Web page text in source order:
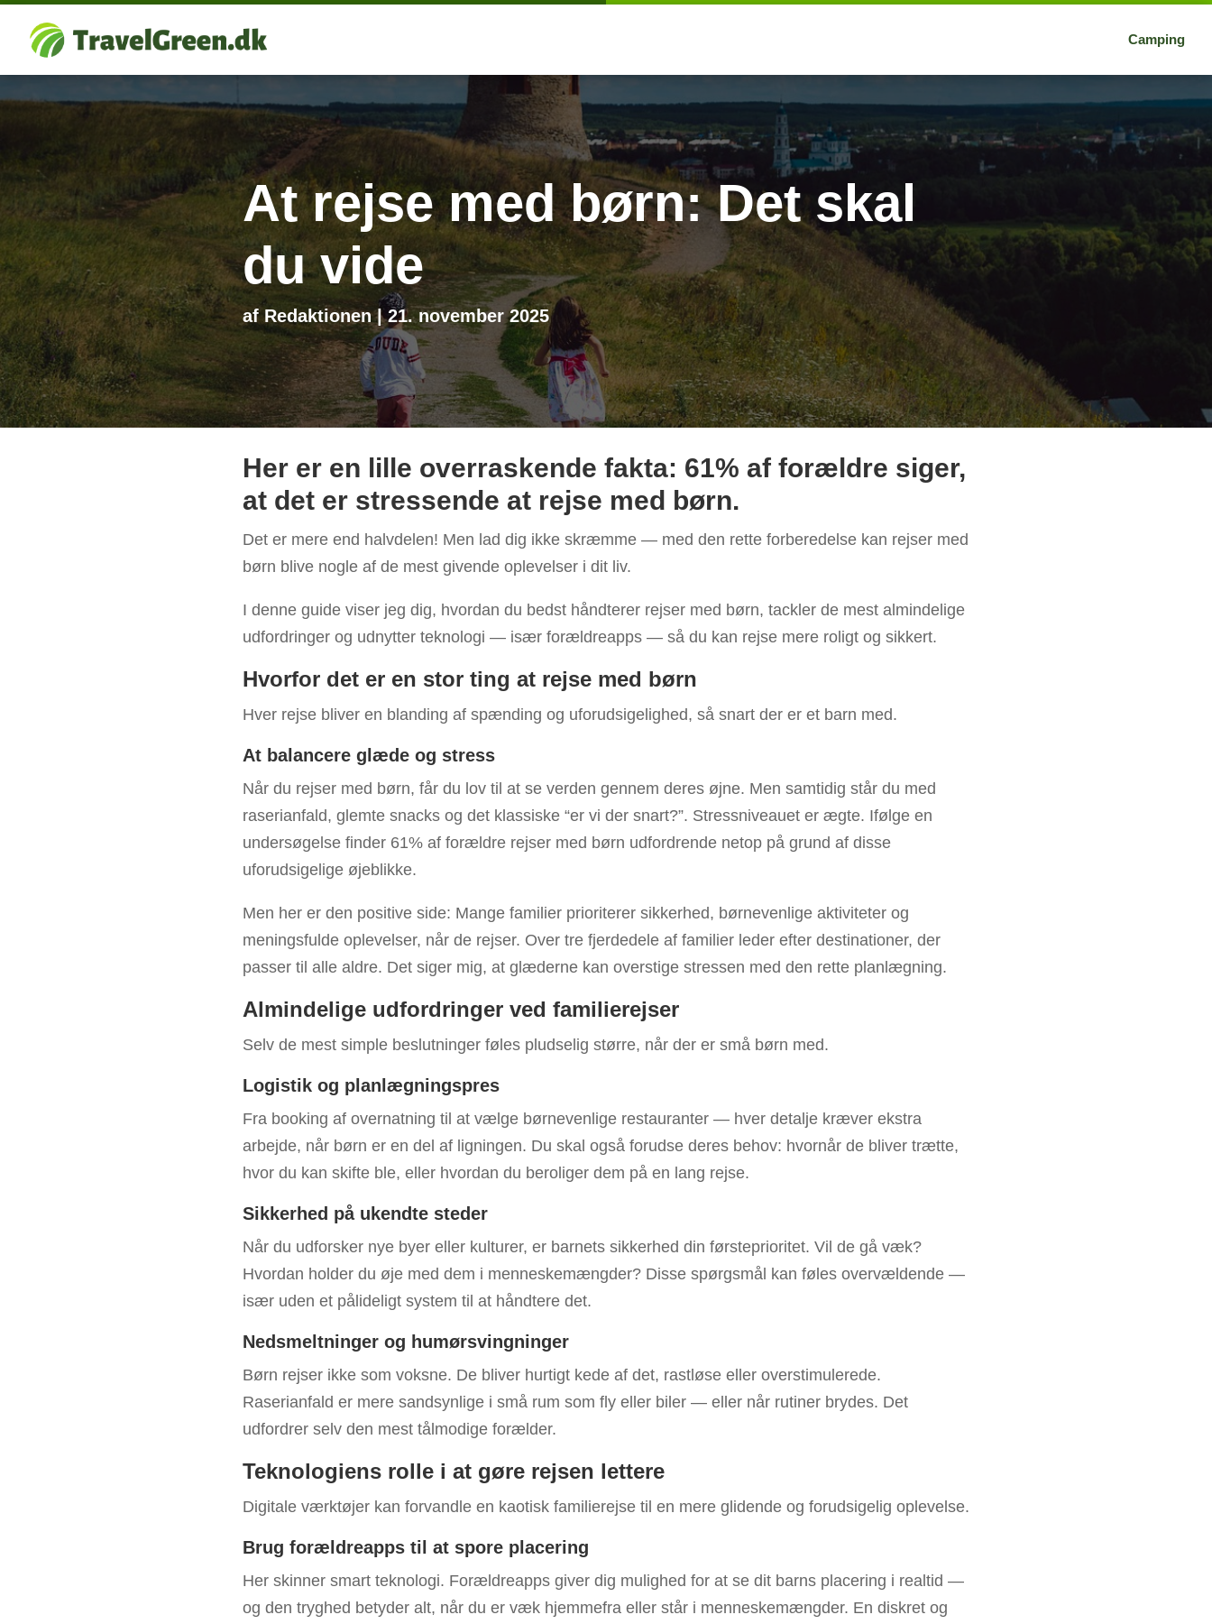
Camping
At rejse med børn: Det skal
du vide
af Redaktionen|21. november 2025
Her er en lille overraskende fakta: 61% af forældre siger,
at det er stressende at rejse med børn.
Det er mere end halvdelen! Men lad dig ikke skræmme — med den rette forberedelse kan rejser med
børn blive nogle af de mest givende oplevelser i dit liv.
I denne guide viser jeg dig, hvordan du bedst håndterer rejser med børn, tackler de mest almindelige
udfordringer og udnytter teknologi — især forældreapps — så du kan rejse mere roligt og sikkert.
Hvorfor det er en stor ting at rejse med børn
Hver rejse bliver en blanding af spænding og uforudsigelighed, så snart der er et barn med.
At balancere glæde og stress
Når du rejser med børn, får du lov til at se verden gennem deres øjne. Men samtidig står du med
raserianfald, glemte snacks og det klassiske “er vi der snart?”. Stressniveauet er ægte. Ifølge en
undersøgelse finder 61% af forældre rejser med børn udfordrende netop på grund af disse
uforudsigelige øjeblikke.
Men her er den positive side: Mange familier prioriterer sikkerhed, børnevenlige aktiviteter og
meningsfulde oplevelser, når de rejser. Over tre fjerdedele af familier leder efter destinationer, der
passer til alle aldre. Det siger mig, at glæderne kan overstige stressen med den rette planlægning.
Almindelige udfordringer ved familierejser
Selv de mest simple beslutninger føles pludselig større, når der er små børn med.
Logistik og planlægningspres
Fra booking af overnatning til at vælge børnevenlige restauranter — hver detalje kræver ekstra
arbejde, når børn er en del af ligningen. Du skal også forudse deres behov: hvornår de bliver trætte,
hvor du kan skifte ble, eller hvordan du beroliger dem på en lang rejse.
Sikkerhed på ukendte steder
Når du udforsker nye byer eller kulturer, er barnets sikkerhed din førsteprioritet. Vil de gå væk?
Hvordan holder du øje med dem i menneskemængder? Disse spørgsmål kan føles overvældende —
især uden et pålideligt system til at håndtere det.
Nedsmeltninger og humørsvingninger
Børn rejser ikke som voksne. De bliver hurtigt kede af det, rastløse eller overstimulerede.
Raserianfald er mere sandsynlige i små rum som fly eller biler — eller når rutiner brydes. Det
udfordrer selv den mest tålmodige forælder.
Teknologiens rolle i at gøre rejsen lettere
Digitale værktøjer kan forvandle en kaotisk familierejse til en mere glidende og forudsigelig oplevelse.
Brug forældreapps til at spore placering
Her skinner smart teknologi. Forældreapps giver dig mulighed for at se dit barns placering i realtid —
og den tryghed betyder alt, når du er væk hjemmefra eller står i menneskemængder. En diskret og